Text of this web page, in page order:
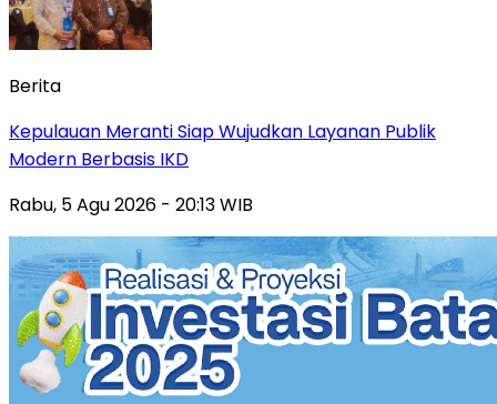
Berita
Kepulauan Meranti Siap Wujudkan Layanan Publik
Modern Berbasis IKD
Rabu, 5 Agu 2026 - 20:13 WIB